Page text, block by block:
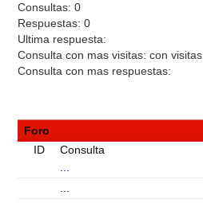
Consultas: 0
Respuestas: 0
Ultima respuesta:
Consulta con mas visitas: con visitas
Consulta con mas respuestas:
Foro
ID
Consulta